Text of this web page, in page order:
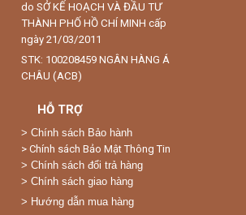
do SỞ KẾ HOẠCH VÀ ĐẦU TƯ
THÀNH PHỐ HỒ CHÍ MINH cấp
ngày 21/03/2011
STK: 100208459 NGÂN HÀNG Á
CHÂU (ACB)
HỖ TRỢ
> Chính sách Bảo hành
> Chính sách Bảo Mật Thông Tin
> Chính sách đổi trả hàng
> Chính sách giao hàng
> Hướng dẫn mua hàng